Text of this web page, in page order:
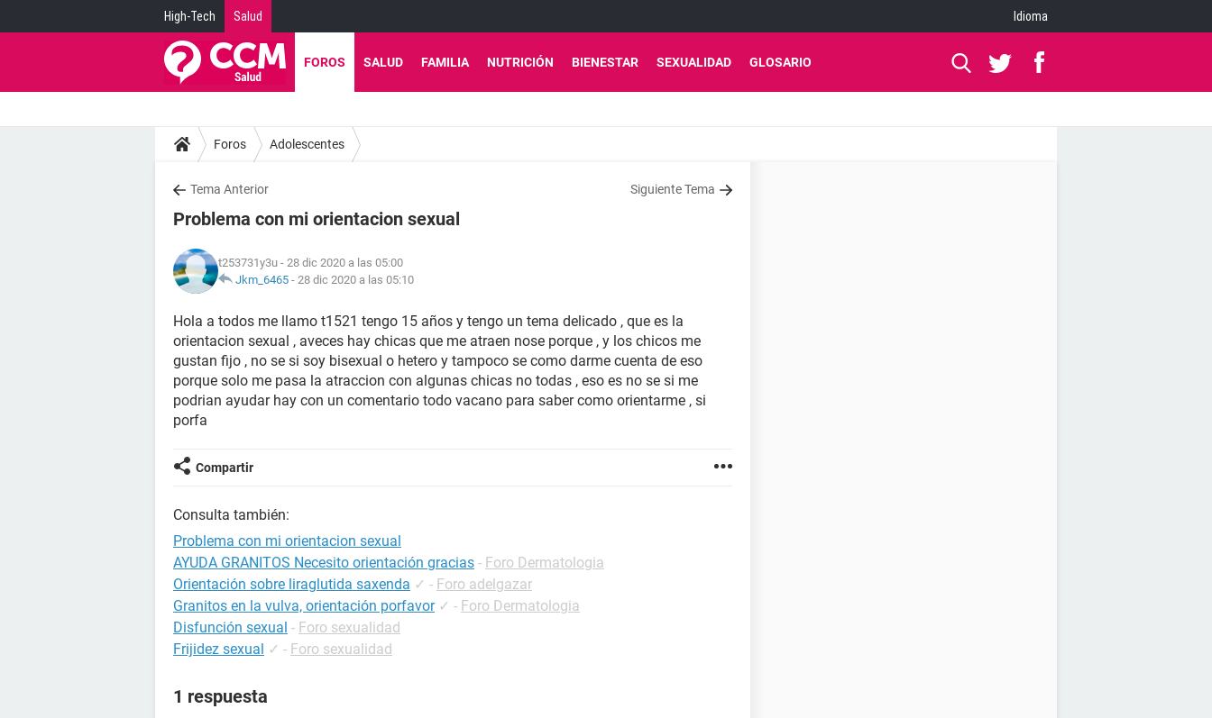
High-Tech Salud Idioma
FOROS SALUD FAMILIA NUTRICIÓN BIENESTAR SEXUALIDAD GLOSARIO
Foros Adolescentes
Tema Anterior Siguiente Tema
Problema con mi orientacion sexual
t253731y3u - 28 dic 2020 a las 05:00
Jkm_6465 - 28 dic 2020 a las 05:10
Hola a todos me llamo t1521 tengo 15 años y tengo un tema delicado , que es la
orientacion sexual , aveces hay chicas que me atraen nose porque , y los chicos me
gustan fijo , no se si soy bisexual o hetero y tampoco se como darme cuenta de eso
porque solo me pasa la atraccion con algunas chicas no todas , eso es no se si me
podrian ayudar hay con un comentario todo vacano para saber como orientarme , si
porfa
Compartir
Consulta también:
Problema con mi orientacion sexual
AYUDA GRANITOS Necesito orientación gracias - Foro Dermatologia
Orientación sobre liraglutida saxenda ✓ - Foro adelgazar
Granitos en la vulva, orientación porfavor ✓ - Foro Dermatologia
Disfunción sexual - Foro sexualidad
Frijidez sexual ✓ - Foro sexualidad
1 respuesta